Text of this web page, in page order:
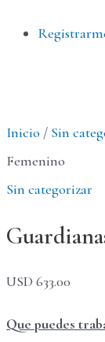
Menú
Inicio / Sin
Femenino
Sin categorizar
USD 633.00
Que puedes